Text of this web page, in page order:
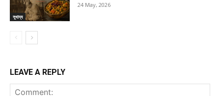
সুখাদ্য
24 May, 2026
LEAVE A REPLY